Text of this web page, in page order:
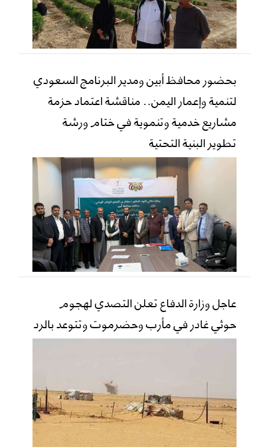
بحضور محافظ أبين ومدير البرنامج السعودي
لتنمية وإعمار اليمن.. مناقشة اعتماد حزمة
مشاريع خدمية وتنموية في ختام ورشة
تطوير البنية التحتية
عاجل وزارة الدفاع تعلن التصدي لهجوم
حوثي غادر في مأرب وحضرموت وتتوعد بالرد